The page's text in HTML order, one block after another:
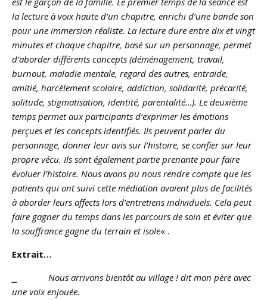
la lecture à voix haute d’un chapitre, enrichi d’une bande son
pour une immersion réaliste. La lecture dure entre dix et vingt
minutes et chaque chapitre, basé sur un personnage, permet
d’aborder différents concepts (déménagement, travail,
burnout, maladie mentale, regard des autres, entraide,
amitié, harcèlement scolaire, addiction, solidarité, précarité,
solitude, stigmatisation, identité, parentalité…). Le deuxième
temps permet aux participants d’exprimer les émotions
perçues et les concepts identifiés. Ils peuvent parler du
personnage, donner leur avis sur l’histoire, se confier sur leur
propre vécu. Ils sont également partie prenante pour faire
évoluer l’histoire. Nous avons pu nous rendre compte que les
patients qui ont suivi cette médiation avaient plus de facilités
à aborder leurs affects lors d’entretiens individuels. Cela peut
faire gagner du temps dans les parcours de soin et éviter que
la souffrance gagne du terrain et isole« .
Extrait…
⎯ Nous arrivons bientôt au village ! dit mon père avec
une voix enjouée.